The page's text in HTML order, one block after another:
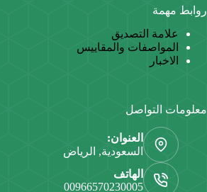
روابط مهمة
علامة التصديق
المواصفات والمقاييس
الاخبار
معلومات التواصل
العنوان:
السعودية, الرياض
الهاتف
00966570230005